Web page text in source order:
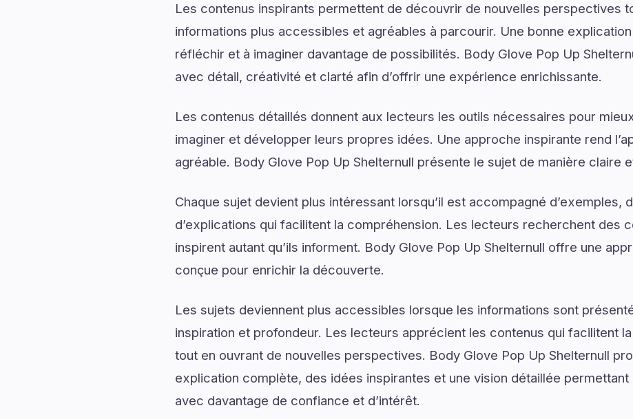
Les contenus inspirants permettent de découvrir de nouvelles perspectives
informations plus accessibles et agréables à parcourir. Une bonne
réfléchir et à imaginer davantage de possibilités. Body Glove Pop Up
avec détail, créativité et clarté afin d’offrir une expérience enrichissante.
Les contenus détaillés donnent aux lecteurs les outils nécessaires pour
imaginer et développer leurs propres idées. Une approche inspirante rend
agréable. Body Glove Pop Up Shelternull présente le sujet de manière claire
Chaque sujet devient plus intéressant lorsqu’il est accompagné d’exemples,
d’explications qui facilitent la compréhension. Les lecteurs recherchent des
inspirent autant qu’ils informent. Body Glove Pop Up Shelternull offre une
conçue pour enrichir la découverte.
Les sujets deviennent plus accessibles lorsque les informations sont
inspiration et profondeur. Les lecteurs apprécient les contenus qui facilitent
tout en ouvrant de nouvelles perspectives. Body Glove Pop Up Shelternull
explication complète, des idées inspirantes et une vision détaillée permettant
avec davantage de confiance et d’intérêt.